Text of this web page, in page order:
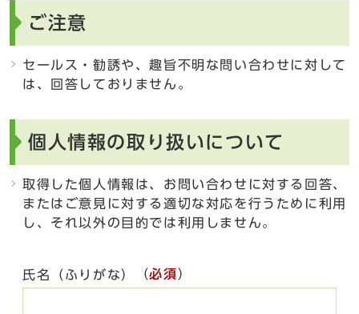
ご注意
セールス・勧誘や、趣旨不明な問い合わせに対して
は、回答しておりません。
個人情報の取り扱いについて
取得した個人情報は、お問い合わせに対する回答、
またはご意見に対する適切な対応を行うために利用
し、それ以外の目的では利用しません。
氏名（ふりがな） （必須）